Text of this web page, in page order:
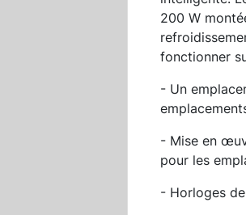
200 W
fonctionner
- Un
- Mise en
pour les
- Horloges